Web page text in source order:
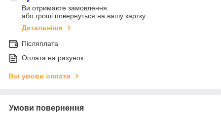
Ви отримаєте замовлення
або гроші повернуться на вашу картку
Детальніше
Післяплата
Оплата на рахунок
Всі умови оплати
Умови повернення